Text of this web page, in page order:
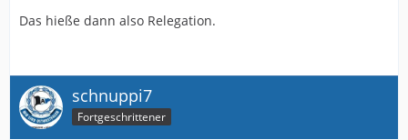
Das hieße dann also Relegation.
schnuppi7
Fortgeschrittener